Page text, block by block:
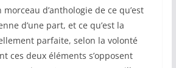
d’anthologie de ce qu’est
d’une part, et ce qu’est la
parfaite, selon la volonté
ces deux éléments s’opposent